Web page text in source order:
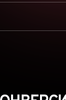
ОБЪЯВЛЕНИЯ